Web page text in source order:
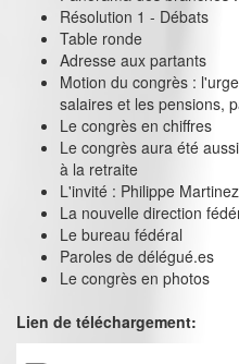
Résolution 1 - Débats
Table ronde
Adresse aux partants
Motion du congrès :
salaires et les pensions,
Le congrès en chiffres
Le congrès aura été
à la retraite
L'invité : Philippe Martinez
La nouvelle direction
Le bureau fédéral
Paroles de délégué.es
Le congrès en photos
Lien de téléchargement: